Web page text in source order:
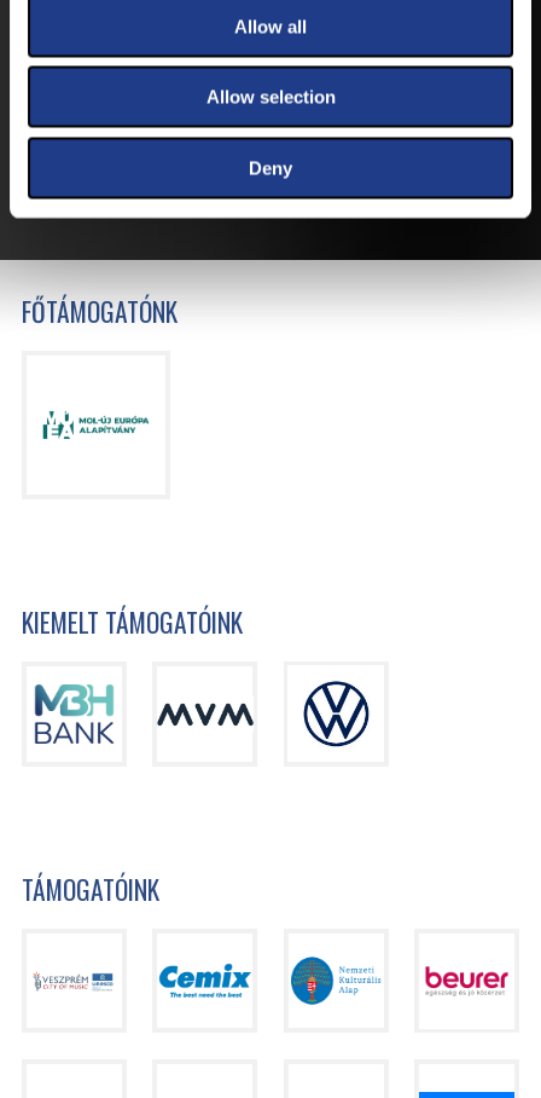
Allow all
Allow selection
Deny
VEGYE MEG JEGYÉTONLINE!
VÁLTSA MEG JEGYÉT ONLINE, BANKKÁRTYÁS
FIZETÉSSEL!
A JEGYVÁSÁRLÁSI INFORMÁCIÓKAT ITT TALÁLJA.
FŐTÁMOGATÓNK
KIEMELT TÁMOGATÓINK
TÁMOGATÓINK